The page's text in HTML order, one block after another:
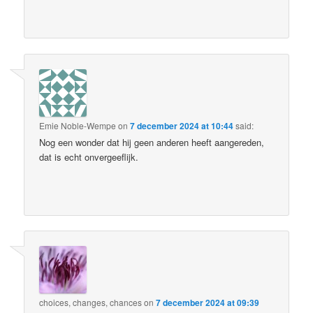
Emie Noble-Wempe on7 december 2024 at 10:44said:
Nog een wonder dat hij geen anderen heeft aangereden,
dat is echt onvergeeflijk.
choices, changes, chanceson7 december 2024 at 09:39